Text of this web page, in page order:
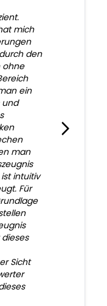
mich
den
ohne
ein
und
man
intuitiv
Für
Sicht